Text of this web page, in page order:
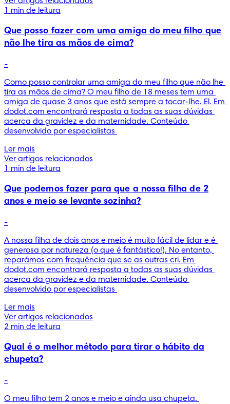
1 min de leitura
Que posso fazer com uma amiga do meu filho que
não lhe tira as mãos de cima?
-
Como posso controlar uma amiga do meu filho que não lhe
tira as mãos de cima? O meu filho de 18 meses tem uma
amiga de quase 3 anos que está sempre a tocar-lhe. El. Em
dodot.com encontrará resposta a todas as suas dúvidas
acerca da gravidez e da maternidade. Conteúdo
desenvolvido por especialistas
Ler mais
Ver artigos relacionados
1 min de leitura
Que podemos fazer para que a nossa filha de 2
anos e meio se levante sozinha?
-
A nossa filha de dois anos e meio é muito fácil de lidar e é
generosa por natureza (o que é fantástico!). No entanto,
reparámos com frequência que se as outras cri. Em
dodot.com encontrará resposta a todas as suas dúvidas
acerca da gravidez e da maternidade. Conteúdo
desenvolvido por especialistas
Ler mais
Ver artigos relacionados
2 min de leitura
Qual é o melhor método para tirar o hábito da
chupeta?
-
O meu filho tem 2 anos e meio e ainda usa chupeta.